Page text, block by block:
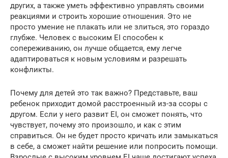
других, а также уметь эффективно управлять своими
реакциями и строить хорошие отношения. Это не
просто умение не плакать или не злиться, это гораздо
глубже. Человек с высоким EI способен к
сопереживанию, он лучше общается, ему легче
адаптироваться к новым условиям и разрешать
конфликты.
Почему для детей это так важно? Представьте, ваш
ребенок приходит домой расстроенный из-за ссоры с
другом. Если у него развит EI, он сможет понять, что
чувствует, почему это произошло, и как с этим
справиться. Он не будет просто кричать или замыкаться
в себе, а сможет найти решение или попросить помощи.